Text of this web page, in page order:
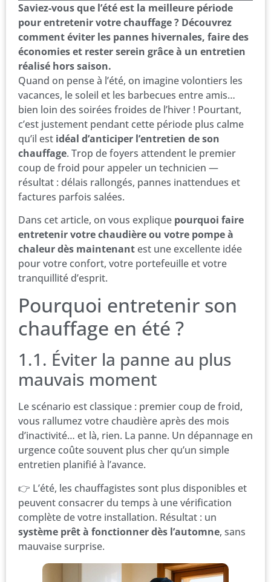
Saviez-vous que l’été est la meilleure période
pour entretenir votre chauffage ? Découvrez
comment éviter les pannes hivernales, faire des
économies et rester serein grâce à un entretien
réalisé hors saison.
Quand on pense à l’été, on imagine volontiers les
vacances, le soleil et les barbecues entre amis…
bien loin des soirées froides de l’hiver ! Pourtant,
c’est justement pendant cette période plus calme
qu’il est idéal d’anticiper l’entretien de son
chauffage. Trop de foyers attendent le premier
coup de froid pour appeler un technicien —
résultat : délais rallongés, pannes inattendues et
factures parfois salées.
Dans cet article, on vous explique pourquoi faire
entretenir votre chaudière ou votre pompe à
chaleur dès maintenant est une excellente idée
pour votre confort, votre portefeuille et votre
tranquillité d’esprit.
Pourquoi entretenir son
chauffage en été ?
1.1. Éviter la panne au plus
mauvais moment
Le scénario est classique : premier coup de froid,
vous rallumez votre chaudière après des mois
d’inactivité… et là, rien. La panne. Un dépannage en
urgence coûte souvent plus cher qu’un simple
entretien planifié à l’avance.
👉 L’été, les chauffagistes sont plus disponibles et
peuvent consacrer du temps à une vérification
complète de votre installation. Résultat : un
système prêt à fonctionner dès l’automne, sans
mauvaise surprise.